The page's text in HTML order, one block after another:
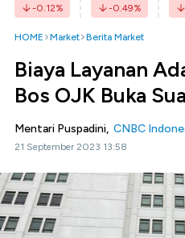
-0.12% -0.49%
HOME Market Berita Market
Biaya Layanan
Bos OJK Buka
Mentari Puspadini, CNBC
21 September 2023 13:58